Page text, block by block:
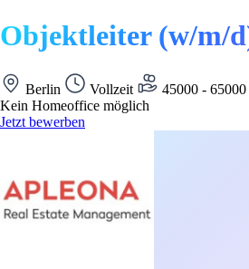
Objektleiter (w/m/
Berlin Vollzeit
45000 - 65000
Kein Homeoffice möglich
Jetzt bewerben